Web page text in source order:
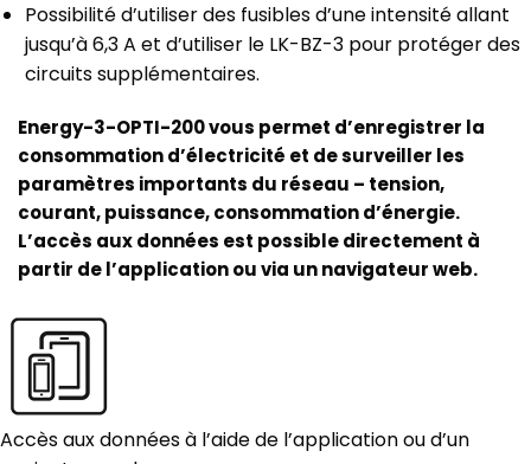
Possibilité d’utiliser des fusibles d’une intensité allant
jusqu’à 6,3 A et d’utiliser le LK-BZ-3 pour protéger des
circuits supplémentaires.
Energy-3-OPTI-200vous permet d’enregistrer la
consommation d’électricité et de surveiller les
paramètres importants du réseau – tension,
courant, puissance, consommation d’énergie.
L’accès aux données est possible directement à
partir de l’application ou via un navigateur web.
Accès aux données à l’aide de l’application ou d’un